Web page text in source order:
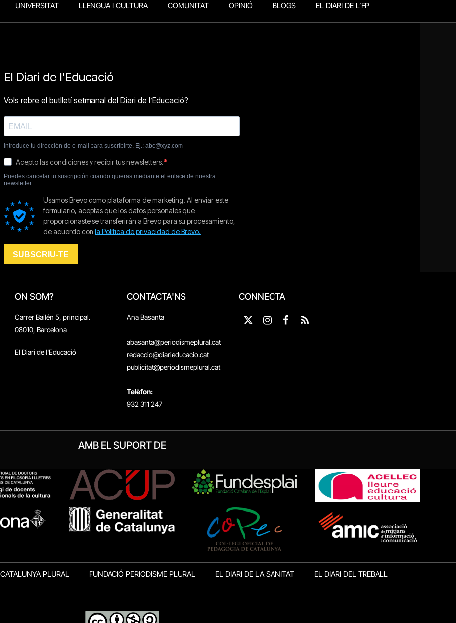
UNIVERSITAT LLENGUA I CULTURA COMUNITAT OPINIÓ BLOGS EL DIARI DE L’FP
ON SOM?
Carrer Bailén 5, principal.
08010, Barcelona
El Diari de l'Educació
CONTACTA'NS
Ana Basanta
abasanta@periodismeplural.cat
redaccio@diarieducacio.cat
publicitat@periodismeplural.cat
Telèfon:
932 311 247
CONNECTA
X
Instagram
Facebook
RSS
AMB EL SUPORT DE
CATALUNYA PLURAL FUNDACIÓ PERIODISME PLURAL EL DIARI DE LA SANITAT EL DIARI DEL TREBALL